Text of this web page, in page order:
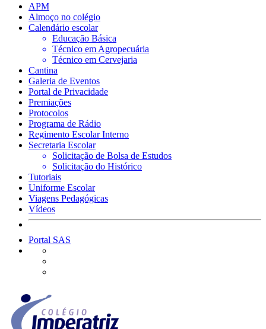
APM
Almoço no colégio
Calendário escolar
Educação Básica
Técnico em Agropecuária
Técnico em Cervejaria
Cantina
Galeria de Eventos
Portal de Privacidade
Premiações
Protocolos
Programa de Rádio
Regimento Escolar Interno
Secretaria Escolar
Solicitação de Bolsa de Estudos
Solicitação do Histórico
Tutoriais
Uniforme Escolar
Viagens Pedagógicas
Vídeos
Portal SAS